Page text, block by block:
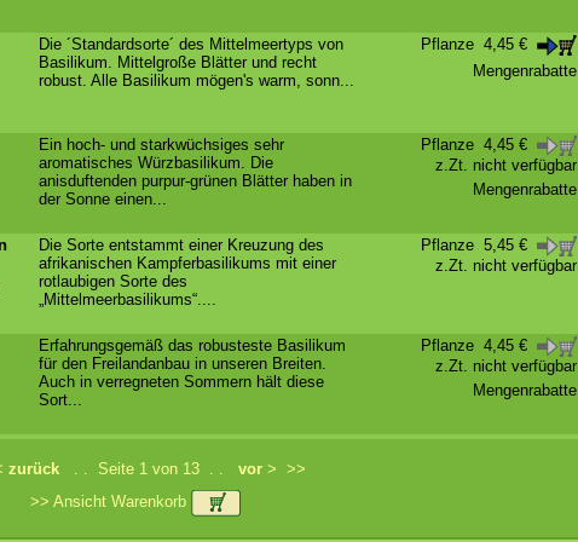
Die ´Standardsorte´ des Mittelmeertyps von
Basilikum. Mittelgroße Blätter und recht
robust. Alle Basilikum mögen's warm, sonn...
Pflanze 4,45 €
Mengenrabatte
Ein hoch- und starkwüchsiges sehr
aromatisches Würzbasilikum. Die
anisduftenden purpur-grünen Blätter haben in
der Sonne einen...
Pflanze 4,45 €
z.Zt. nicht verfügbar
Mengenrabatte
Die Sorte entstammt einer Kreuzung des
afrikanischen Kampferbasilikums mit einer
rotlaubigen Sorte des
„Mittelmeerbasilikums“....
Pflanze 5,45 €
z.Zt. nicht verfügbar
Erfahrungsgemäß das robusteste Basilikum
für den Freilandanbau in unseren Breiten.
Auch in verregneten Sommern hält diese
Sort...
Pflanze 4,45 €
z.Zt. nicht verfügbar
Mengenrabatte
zurück . . Seite 1 von 13 . . vor > >>
>> Ansicht Warenkorb